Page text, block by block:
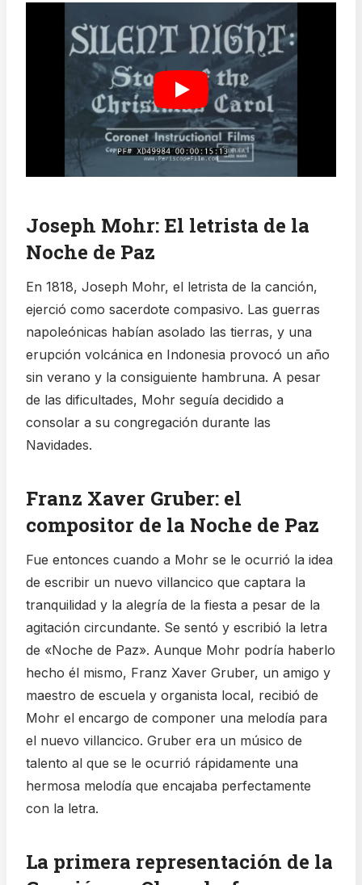
Joseph Mohr: El letrista de la
Noche de Paz
En 1818, Joseph Mohr, el letrista de la canción,
ejerció como sacerdote compasivo. Las guerras
napoleónicas habían asolado las tierras, y una
erupción volcánica en Indonesia provocó un año
sin verano y la consiguiente hambruna. A pesar
de las dificultades, Mohr seguía decidido a
consolar a su congregación durante las
Navidades.
Franz Xaver Gruber: el
compositor de la Noche de Paz
Fue entonces cuando a Mohr se le ocurrió la idea
de escribir un nuevo villancico que captara la
tranquilidad y la alegría de la fiesta a pesar de la
agitación circundante. Se sentó y escribió la letra
de «Noche de Paz». Aunque Mohr podría haberlo
hecho él mismo, Franz Xaver Gruber, un amigo y
maestro de escuela y organista local, recibió de
Mohr el encargo de componer una melodía para
el nuevo villancico. Gruber era un músico de
talento al que se le ocurrió rápidamente una
hermosa melodía que encajaba perfectamente
con la letra.
La primera representación de la